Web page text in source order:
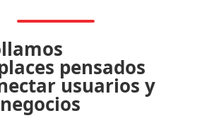
pensados
usuarios y